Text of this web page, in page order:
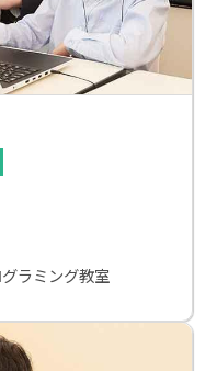
ラミング教室